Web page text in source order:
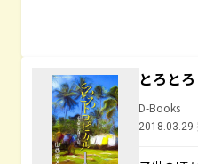
とろと
D-Books
2018.03.29